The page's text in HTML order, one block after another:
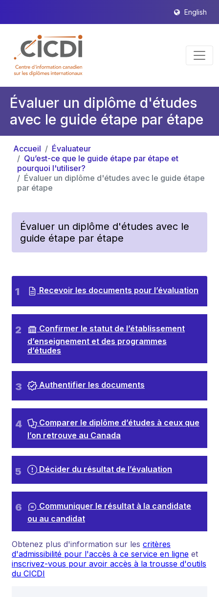
English
Évaluer un diplôme d'études
avec le guide étape par étape
Accueil
Évaluateur
Qu’est-ce que le guide étape par étape et
pourquoi l'utiliser?
Évaluer un diplôme d'études avec le guide étape
par étape
Évaluer un diplôme d'études avec le
guide étape par étape
Recevoir les documents pour l’évaluation
Confirmer le statut de l’établissement
d’enseignement et des programmes
d’études
Authentifier les documents
Comparer le diplôme d’études à ceux que
l’on retrouve au Canada
Décider du résultat de l’évaluation
Communiquer le résultat à la candidate
ou au candidat
Obtenez plus d'information sur les critères
d'admissibilité pour l'accès à ce service en ligne et
inscrivez-vous pour avoir accès à la trousse d'outils
du CICDI